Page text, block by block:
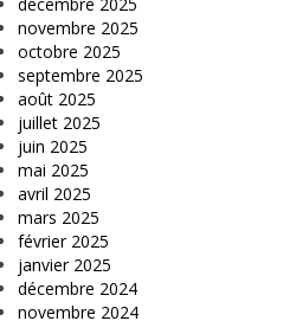
novembre 2025
octobre 2025
septembre 2025
août 2025
juillet 2025
juin 2025
mai 2025
avril 2025
mars 2025
février 2025
janvier 2025
décembre 2024
novembre 2024